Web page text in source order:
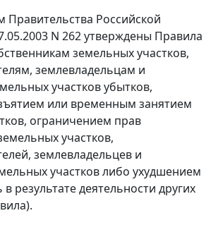
Правительства Российской
N 262 утверждены Правила
земельных участков,
землевладельцам и
участков убытков,
или временным занятием
ограничением прав
участков,
землевладельцев и
участков либо ухудшением
в результате деятельности других